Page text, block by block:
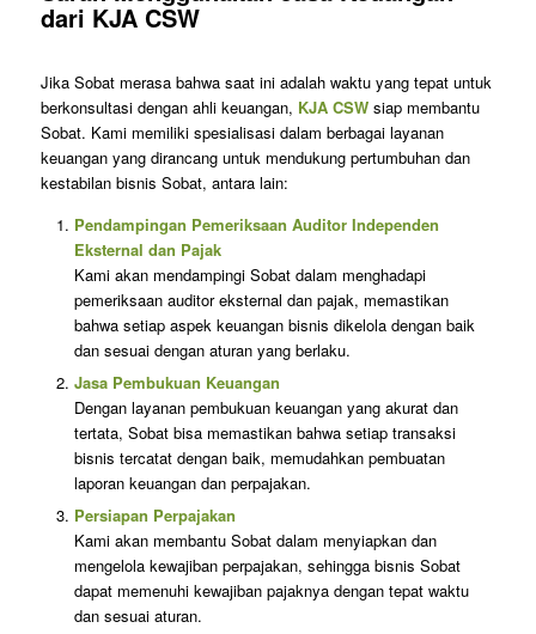
dari KJA CSW
Jika Sobat merasa bahwa saat ini adalah waktu yang tepat untuk
berkonsultasi dengan ahli keuangan, KJA CSWsiap membantu
Sobat. Kami memiliki spesialisasi dalam berbagai layanan
keuangan yang dirancang untuk mendukung pertumbuhan dan
kestabilan bisnis Sobat, antara lain:
Pendampingan Pemeriksaan Auditor Independen
Eksternal dan Pajak
Kami akan mendampingi Sobat dalam menghadapi
pemeriksaan auditor eksternal dan pajak, memastikan
bahwa setiap aspek keuangan bisnis dikelola dengan baik
dan sesuai dengan aturan yang berlaku.
Jasa Pembukuan Keuangan
Dengan layanan pembukuan keuangan yang akurat dan
tertata, Sobat bisa memastikan bahwa setiap transaksi
bisnis tercatat dengan baik, memudahkan pembuatan
laporan keuangan dan perpajakan.
Persiapan Perpajakan
Kami akan membantu Sobat dalam menyiapkan dan
mengelola kewajiban perpajakan, sehingga bisnis Sobat
dapat memenuhi kewajiban pajaknya dengan tepat waktu
dan sesuai aturan.